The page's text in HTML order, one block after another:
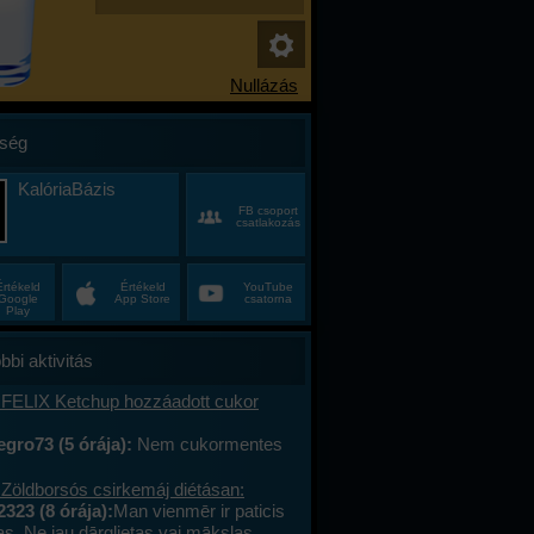
KalóriaBázis
FB csoport
csatlakozás
Play
Értékeld
App Store
YouTube
csatorna
aktivitás
Ketchup hozzáadott cukor
(5 órája): Nem cukormentes
csirkemáj diétásan:
(8 órája):Man vienmēr ir paticis